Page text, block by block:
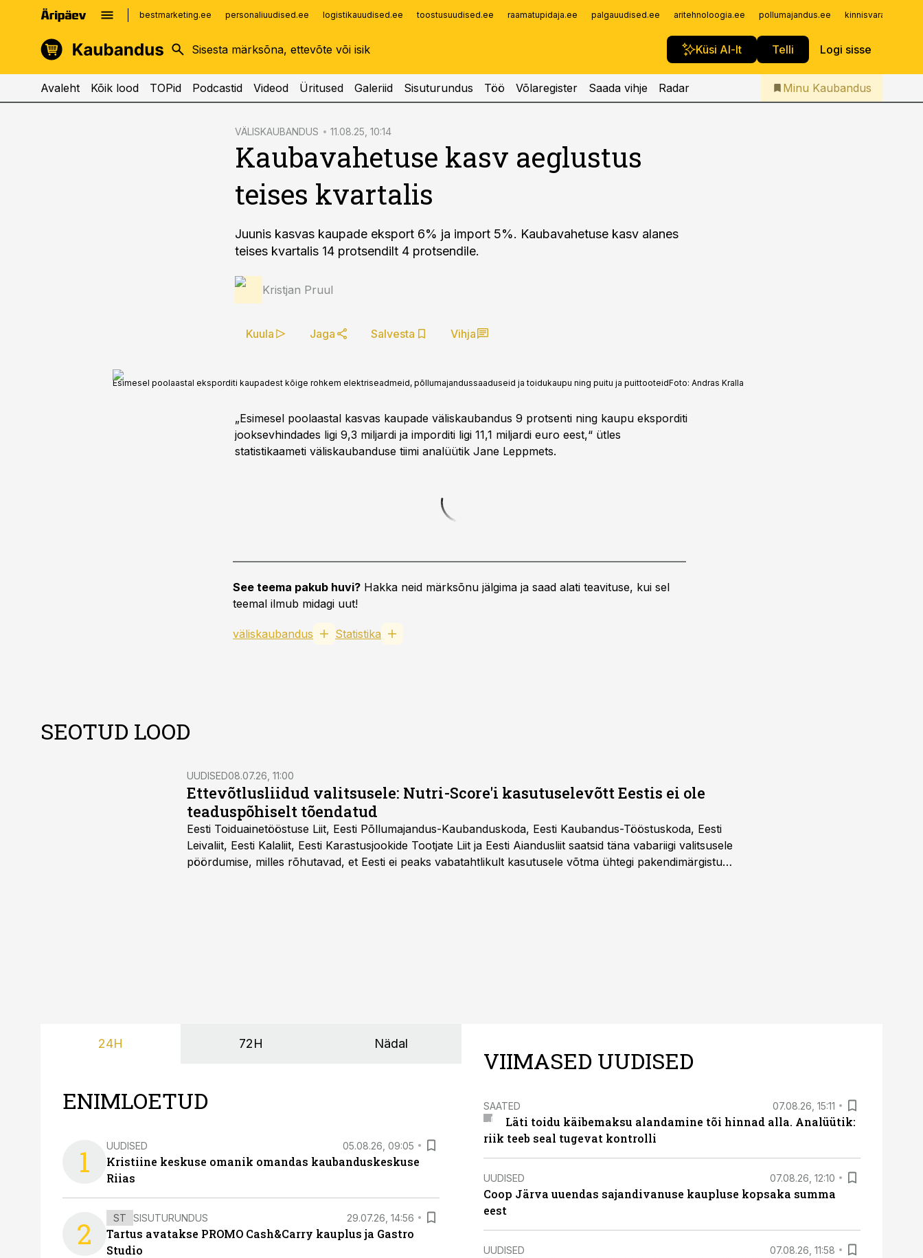
bestmarketing.ee personaliuudised.ee logistikauudised.ee toostusuudised.ee raamatupidaja.ee palgauudised.ee aritehnoloogia.ee pollumajandus.ee
Küsi AI-lt Telli Logi sisse
kinnisvarauudised.ee
logistikauudised.ee
imelineajalugu.ee
Infopank
Iseteenindus
Telli Kaubandus
Avaleht Kõik lood TOPid Podcastid Videod Üritused Galeriid Sisuturundus Töö Võlaregister Saada vihje Radar Minu Kaubandus
VÄLISKAUBANDUS 11.08.25, 10:14
Kaubavahetuse kasv aeglustus
teises kvartalis
Juunis kasvas kaupade eksport 6% ja import 5%. Kaubavahetuse kasv alanes
teises kvartalis 14 protsendilt 4 protsendile.
Kristjan Pruul
Kuula Jaga Salvesta Vihja
Esimesel poolaastal eksporditi kaupadest kõige rohkem elektriseadmeid, põllumajandussaaduseid ja toidukaupu ning puitu ja puittooteidFoto: Andras Kralla
„Esimesel poolaastal kasvas kaupade väliskaubandus 9 protsenti ning kaupu eksporditi
jooksevhindades ligi 9,3 miljardi ja imporditi ligi 11,1 miljardi euro eest,“ ütles
statistikaameti väliskaubanduse tiimi analüütik Jane Leppmets.
See teema pakub huvi? Hakka neid märksõnu jälgima ja saad alati teavituse, kui sel
teemal ilmub midagi uut!
väliskaubandus Statistika
SEOTUD LOOD
UUDISED08.07.26, 11:00
Ettevõtlusliidud valitsusele: Nutri-Score'i kasutuselevõtt Eestis ei ole
teaduspõhiselt tõendatud
Eesti Toiduainetööstuse Liit, Eesti Põllumajandus-Kaubanduskoda, Eesti Kaubandus-Tööstuskoda, Eesti
Leivaliit, Eesti Kalaliit, Eesti Karastusjookide Tootjate Liit ja Eesti Aiandusliit saatsid täna vabariigi valitsusele
pöördumise, milles rõhutavad, et Eesti ei peaks vabatahtlikult kasutusele võtma ühtegi pakendimärgistuse
24H 72H Nädal
ENIMLOETUD
1 UUDISED 05.08.26, 09:05
Kristiine keskuse omanik omandas kaubanduskeskuse
Riias
2 ST SISUTURUNDUS 29.07.26, 14:56
Tartus avatakse PROMO Cash&Carry kauplus ja Gastro
Studio
VIIMASED UUDISED
SAATED 07.08.26, 15:11
Läti toidu käibemaksu alandamine tõi hinnad alla. Analüütik:
riik teeb seal tugevat kontrolli
UUDISED 07.08.26, 12:10
Coop Järva uuendas sajandivanuse kaupluse kopsaka summa
eest
UUDISED 07.08.26, 11:58